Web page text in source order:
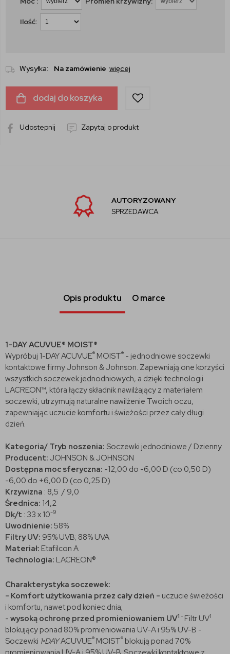
Ilość:
Wysyłka: Na zamówienie więcej
dodaj do koszyka
Udostepnij Zapytaj o produkt
AUTORYZOWANY
SPRZEDAWCA
Opis produktu O marce
1-DAY ACUVUE® MOIST®
Wypróbuj 1-DAY ACUVUE® MOIST® - jednodniowe soczewki
kontaktowe firmy Johnson & Johnson. Zapewniają one korzyści
wszystkich soczewek jednodniowych, a dzięki technologii
LACREON™, która łączy składnik nawilżający z materiałem
soczewki, utrzymują naturalne nawilżenie Twoich oczu,
zapewniając uczucie komfortu i świeżości przez cały długi
dzień.
Kategoria/ Tryb noszenia: Soczewki jednodniowe / Dzienny
Producent: JOHNSON & JOHNSON
Dostępna moc sferyczna: -12,00 do -6,00 D (co 0,50 D)
-6,00 do +6,00 D (co 0,25 D)
Krzywizna : 8,5 / 9,0
Średnica: 14,2
Dk/t : 33 x 10-9
Uwodnienie: 58%
Filtry UV: 95% UVB; 88% UVA
Materiał: Etafilcon A
Technologia: LACREON®
Charakterystyka soczewek:
- Komfort użytkowania przez cały dzień - uczucie świeżości
i komfortu, nawet pod koniec dnia;
- wysoką ochronę przed promieniowaniem UV1 - Filtr UV1
blokujący ponad 80% promieniowania UV-A i 95% UV-B -
Soczewki 1•DAYACUVUE® MOIST® blokują ponad 70%